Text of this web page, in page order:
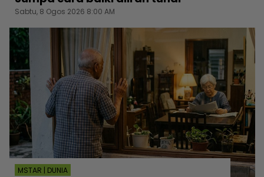
Sabtu, 8 Ogos 2026 8:00 AM
MSTAR | DUNIA